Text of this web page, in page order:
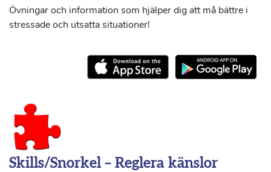
Övningar och information som hjälper dig att må bättre i
stressade och utsatta situationer!
Skills/Snorkel – Reglera känslor